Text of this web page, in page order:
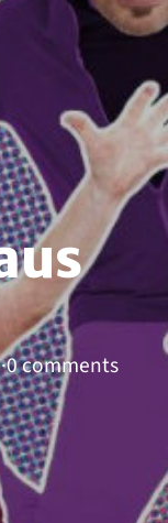
·0 comments